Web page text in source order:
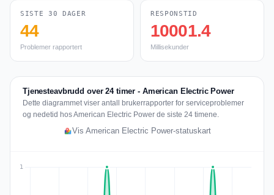
SISTE 30 DAGER
44
Problemer rapportert
RESPONSTID
10001.4
Millisekunder
Tjenesteavbrudd over 24 timer - American Electric Power
Dette diagrammet viser antall brukerrapporter for serviceproblemer
og nedetid hos American Electric Power de siste 24 timene.
Vis American Electric Power-statuskart